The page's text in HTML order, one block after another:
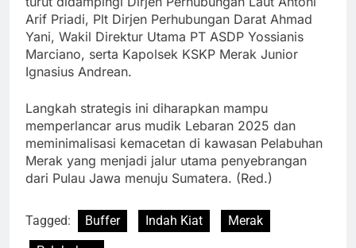
Arif Priadi, Plt Dirjen Perhubungan Darat Ahmad
Yani, Wakil Direktur Utama PT ASDP Yossianis
Marciano, serta Kapolsek KSKP Merak Junior
Ignasius Andrean.
Langkah strategis ini diharapkan mampu
memperlancar arus mudik Lebaran 2025 dan
meminimalisasi kemacetan di kawasan Pelabuhan
Merak yang menjadi jalur utama penyebrangan
dari Pulau Jawa menuju Sumatera. (Red.)
Tagged: Buffer Indah Kiat
Merak